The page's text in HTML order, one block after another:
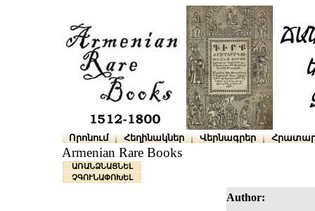
Որոնում Հեղինակներ Վերնագրեր
Armenian Rare Books
ԱՌԱՆՁՆԱՑՆԵԼ
ՉԳՈՒՆԱՓՈԽԵԼ
Author: